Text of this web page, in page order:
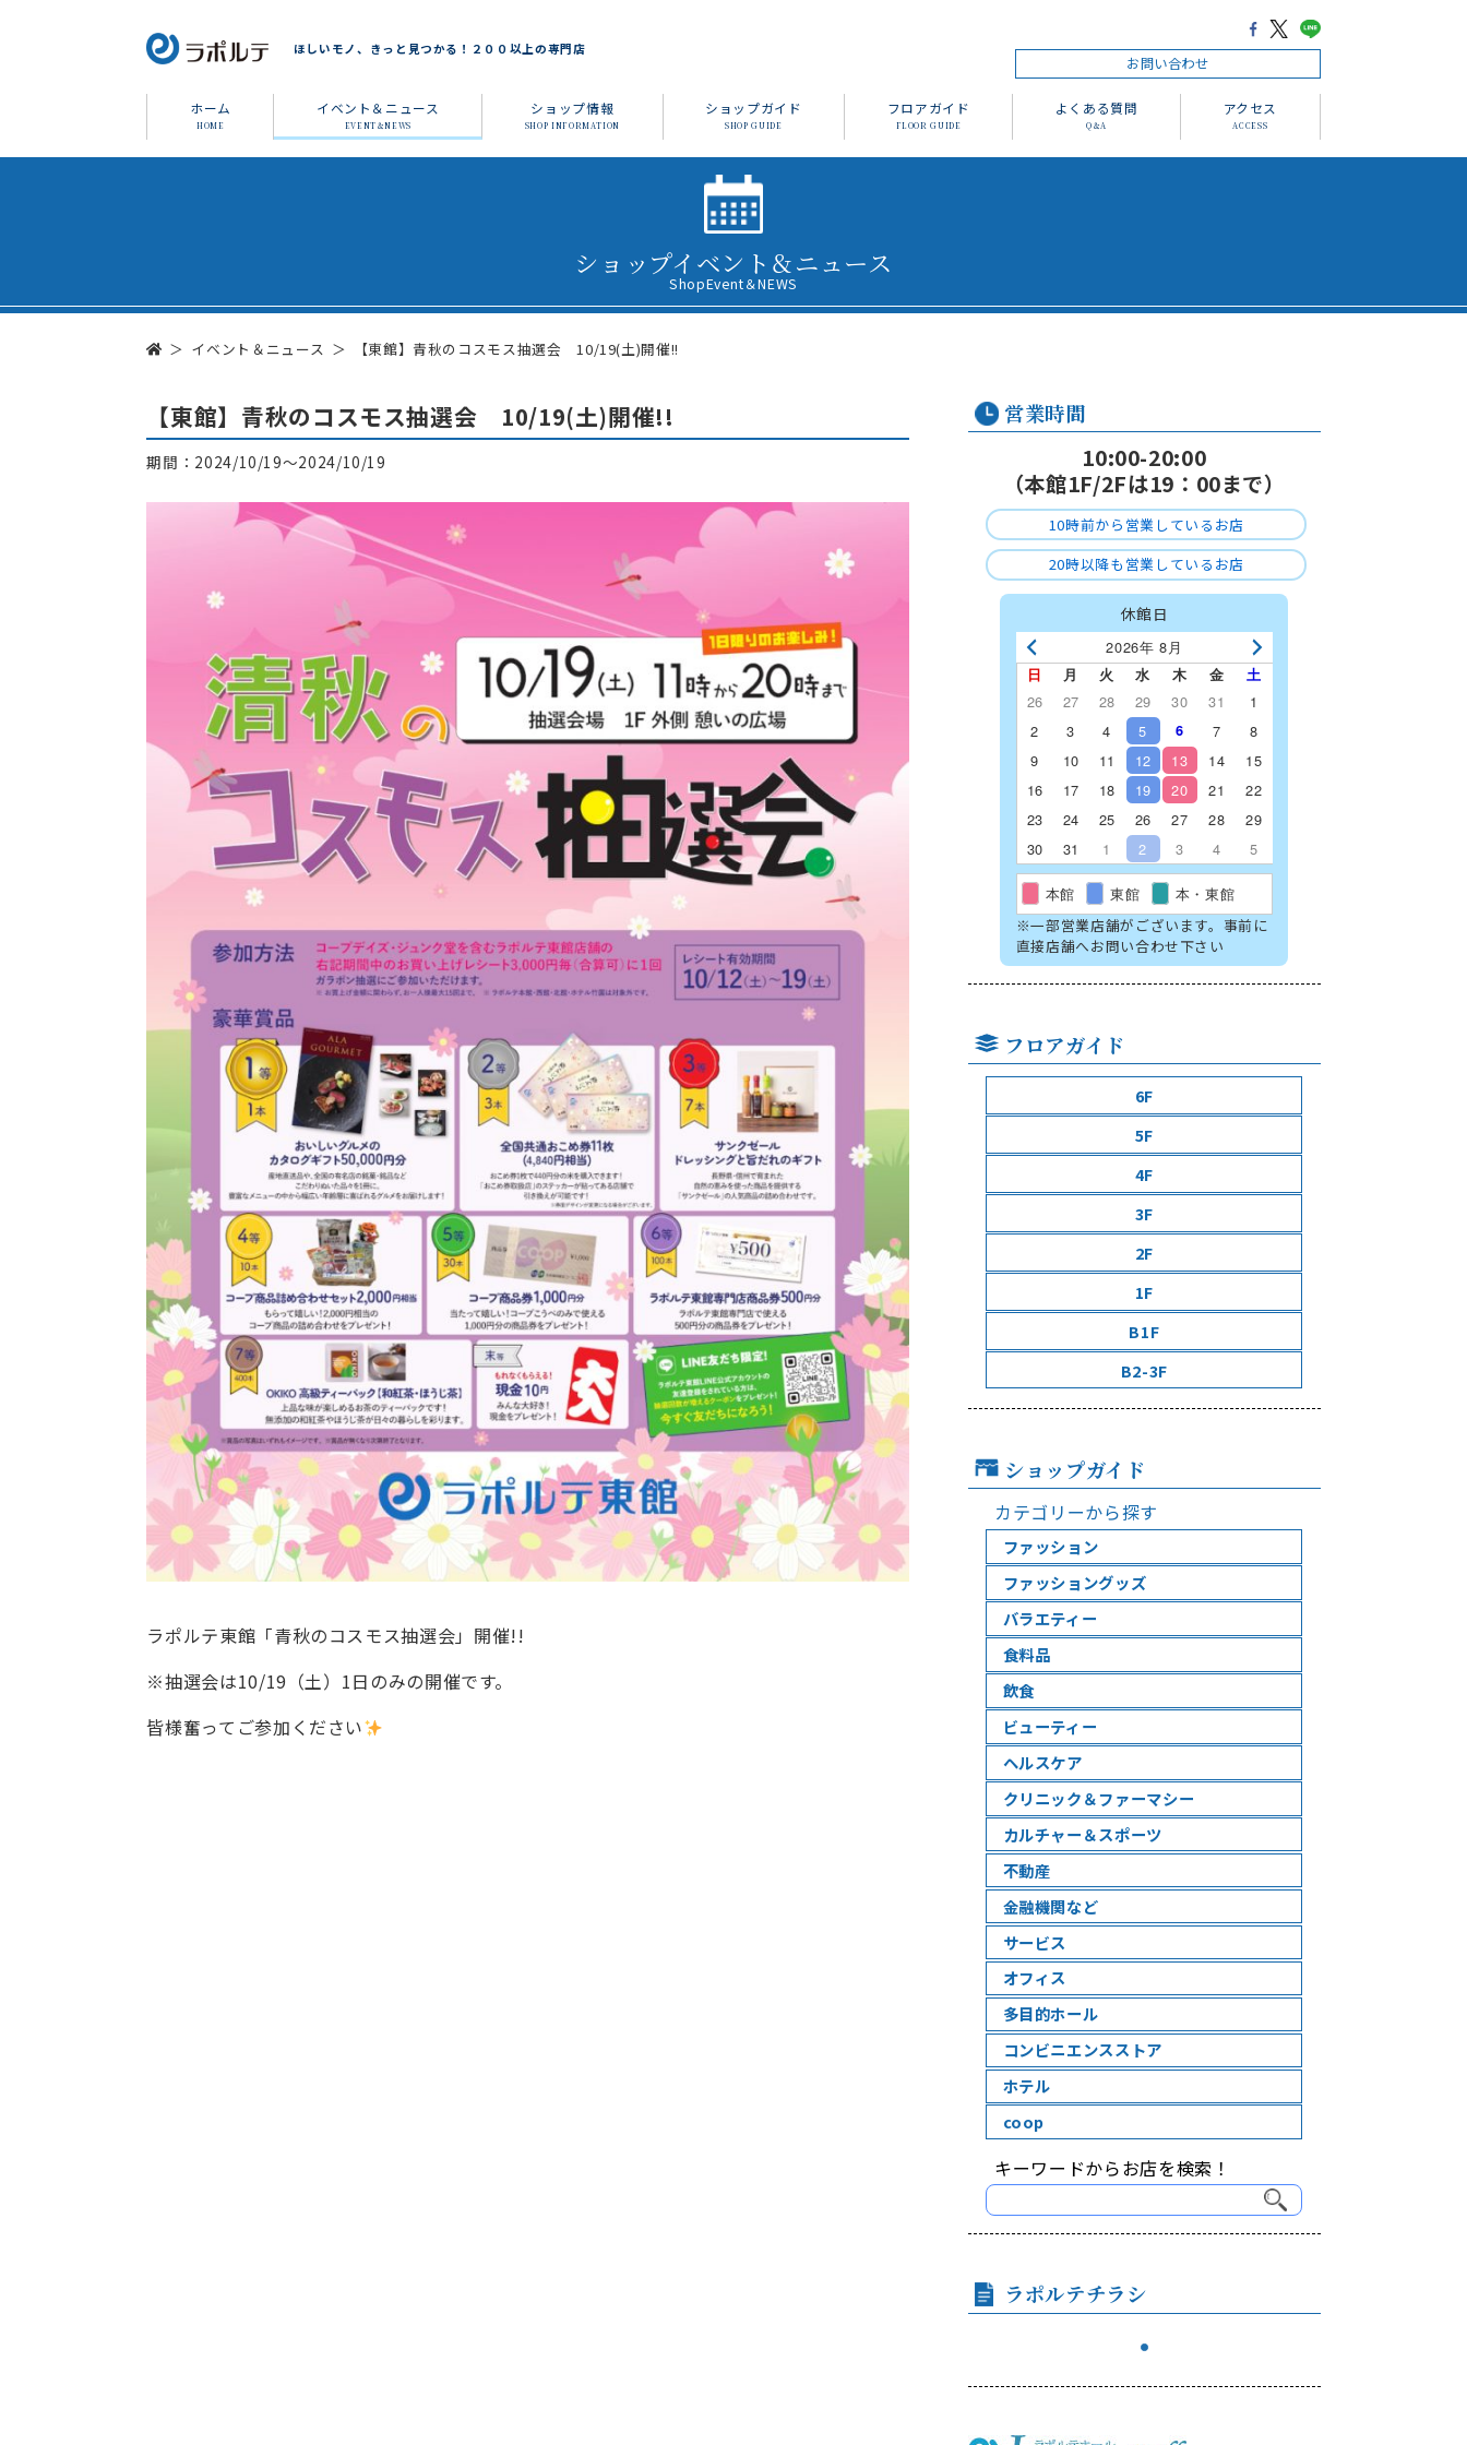
ほしいモノ、きっと見つかる！２００以上の専門店
お問い合わせ
ホーム
HOME
イベント＆ニュース
EVENT＆NEWS
ショップ情報
SHOP INFORMATION
ショップガイド
SHOP GUIDE
フロアガイド
FLOOR GUIDE
よくある質問
Q＆A
アクセス
ACCESS
ショップイベント＆ニュース
ShopEvent＆NEWS
イベント＆ニュース 【東館】青秋のコスモス抽選会 10/19(土)開催!!
【東館】青秋のコスモス抽選会 10/19(土)開催!!
期間：2024/10/19～2024/10/19
ラポルテ東館「青秋のコスモス抽選会」開催!!
※抽選会は10/19（土）1日のみの開催です。
皆様奮ってご参加ください
営業時間
10:00-20:00
（本館1F/2Fは19：00まで）
10時前から営業しているお店
20時以降も営業しているお店
休館日
2026年 8月
日 月 火 水 木 金 土
26 27 28 29 30 31
1
2
3 4 5 6 7
8
9
10 11 12 13 14
15
16
17 18 19 20 21
22
23
24 25 26 27 28
29
30
31 1 2 3 4 5
本館 東館
本・東館
※一部営業店舗がございます。事前に
直接店舗へお問い合わせ下さい
フロアガイド
6F
5F
4F
3F
2F
1F
B1F
B2-3F
ショップガイド
カテゴリーから探す
ファッション
ファッショングッズ
バラエティー
食料品
飲食
ビューティー
ヘルスケア
クリニック＆ファーマシー
カルチャー＆スポーツ
不動産
金融機関など
サービス
オフィス
多目的ホール
コンビニエンスストア
ホテル
coop
キーワードからお店を検索！
ラポルテチラシ